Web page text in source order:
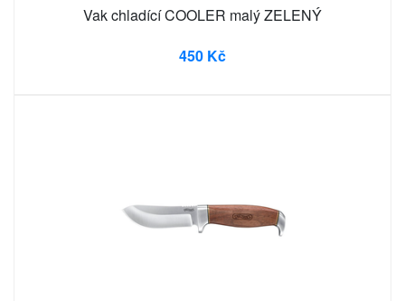
Vak chladící COOLER malý ZELENÝ
450 Kč